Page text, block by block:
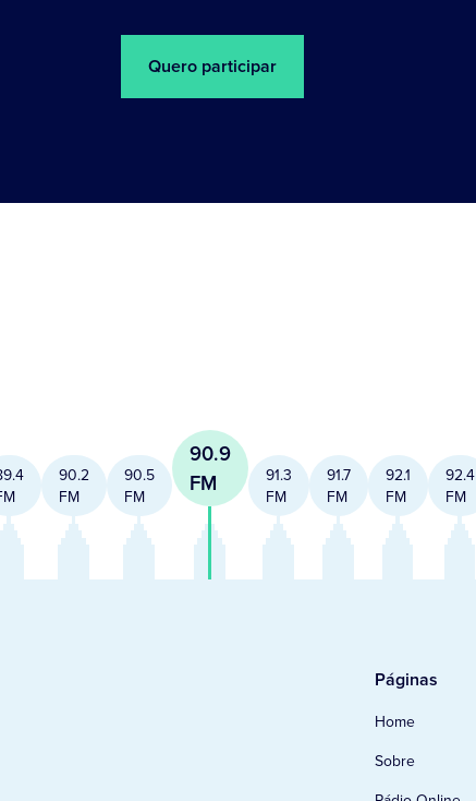
Quero participar
90.2
FM
90.5
FM
90.9
FM
91.3
FM
91.7
FM
92.1
FM
92.4
FM
Páginas
Home
Sobre